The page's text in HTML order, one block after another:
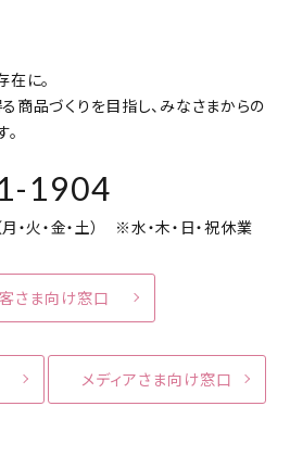
在に。
商品づくりを目指し、みなさまからの
1904
・火・金・土） ※水・木・日・祝休業
さま向け窓口
メディアさま向け窓口